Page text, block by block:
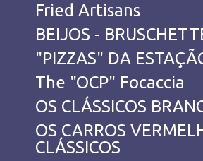
Fried Artisans
BEIJOS -
"PIZZAS" DA
The "OCP" Focaccia
OS CLÁSSICOS
OS CARROS
CLÁSSICOS